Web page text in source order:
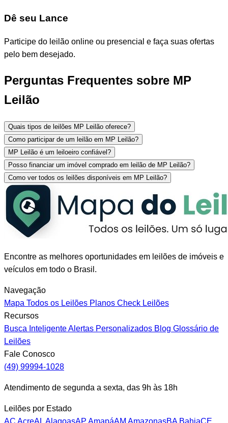
Dê seu Lance
Participe do leilão online ou presencial e faça suas ofertas
pelo bem desejado.
Perguntas Frequentes sobre MP
Leilão
Quais tipos de leilões MP Leilão oferece?
Como participar de um leilão em MP Leilão?
MP Leilão é um leiloeiro confiável?
Posso financiar um imóvel comprado em leilão de MP Leilão?
Como ver todos os leilões disponíveis em MP Leilão?
Encontre as melhores oportunidades em leilões de imóveis e
veículos em todo o Brasil.
Navegação
Mapa Todos os Leilões Planos Check Leilões
Recursos
Busca InteligenteAlertas Personalizados Blog Glossário de
Leilões
Fale Conosco
(49) 99994-1028
Atendimento de segunda a sexta, das 9h às 18h
Leilões por Estado
AC AcreALAlagoasAP AmapáAM AmazonasBABahiaCE